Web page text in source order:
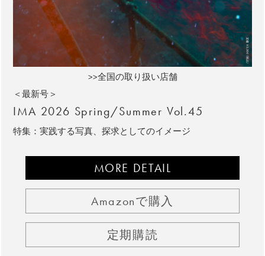
>>全国の取り扱い店舗
＜最新号＞
IMA 2026 Spring/Summer Vol.45
特集：実践する写真、探求としてのイメージ
MORE DETAIL
Amazonで購入
定期購読